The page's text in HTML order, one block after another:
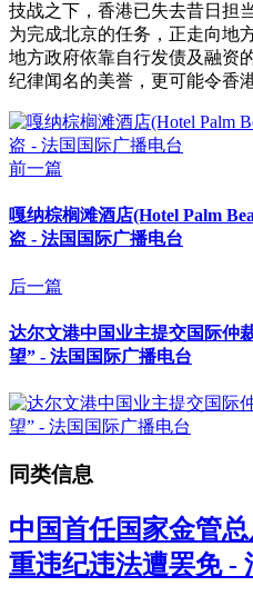
技战之下，香港已失去昔日担
为完成北京的任务，正走向地
地方政府依靠自行发债及融资
纪律闻名的美誉，更可能令香
前一篇
嘎纳棕榈滩酒店(Hotel Palm
盗 - 法国国际广播电台
后一篇
达尔文港中国业主提交国际仲
望” - 法国国际广播电台
同类信息
中国首任国家金管
重违纪违法遭罢免 -